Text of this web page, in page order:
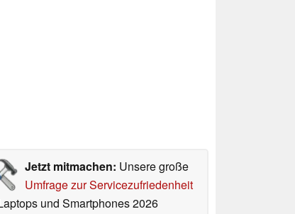
Jetzt mitmachen: Unsere große
Umfrage zur Servicezufriedenheit
und Smartphones 2026